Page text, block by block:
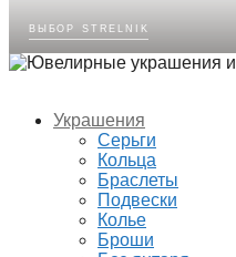
выбор strelnik
Украшения
Серьги
Кольца
Браслеты
Подвески
Колье
Броши